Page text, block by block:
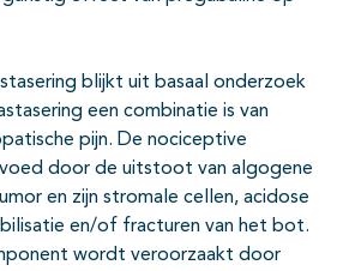
blijkt uit basaal onderzoek
een combinatie is van
pijn. De nociceptive
door de uitstoot van algogene
en zijn stromale cellen, acidose
en/of fracturen van het bot.
wordt veroorzaakt door